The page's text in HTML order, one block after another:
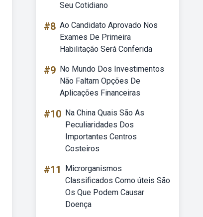
Seu Cotidiano
#8 Ao Candidato Aprovado Nos
Exames De Primeira
Habilitação Será Conferida
#9 No Mundo Dos Investimentos
Não Faltam Opções De
Aplicações Financeiras
#10 Na China Quais São As
Peculiaridades Dos
Importantes Centros
Costeiros
#11
Microrganismos
Classificados Como úteis São
Os Que Podem Causar
Doença